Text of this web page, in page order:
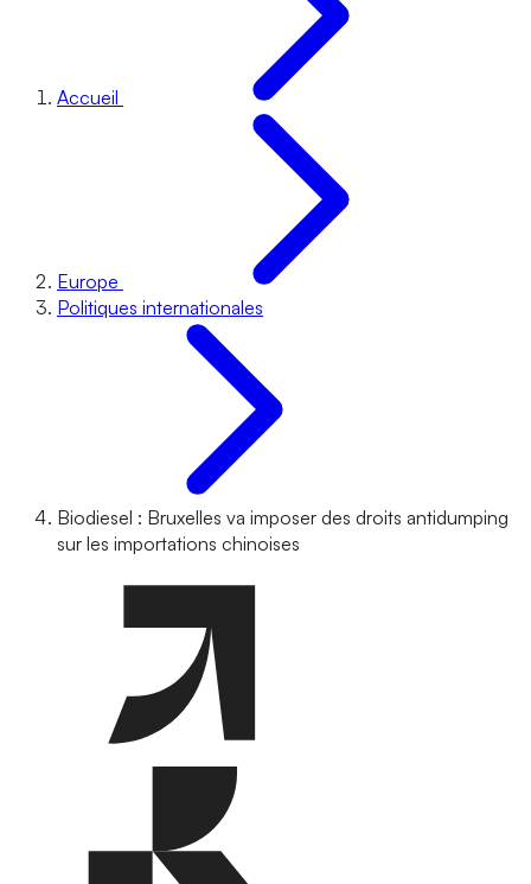
Accueil
Europe
Politiques internationales
Biodiesel : Bruxelles va imposer des droits antidumping
sur les importations chinoises